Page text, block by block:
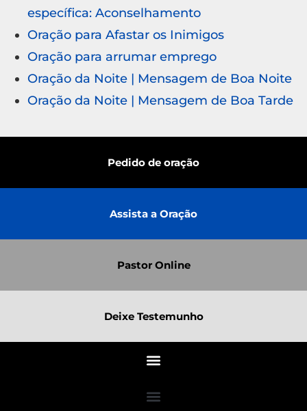
específica: Aconselhamento
Oração para Afastar os Inimigos
Oração para arrumar emprego
Oração da Noite | Mensagem de Boa Noite
Oração da Noite | Mensagem de Boa Tarde
Pedido de oração
Assista a Oração
Pastor Online
Deixe Testemunho